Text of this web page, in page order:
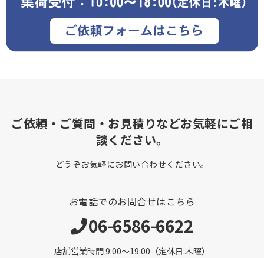
ご依頼・ご質問・お見積りなどお気軽にご相
談ください。
どうぞお気軽にお問い合わせください。
お電話でのお問合せはこちら
06-6586-6622
店舗営業時間 9:00～19:00（定休日:木曜）